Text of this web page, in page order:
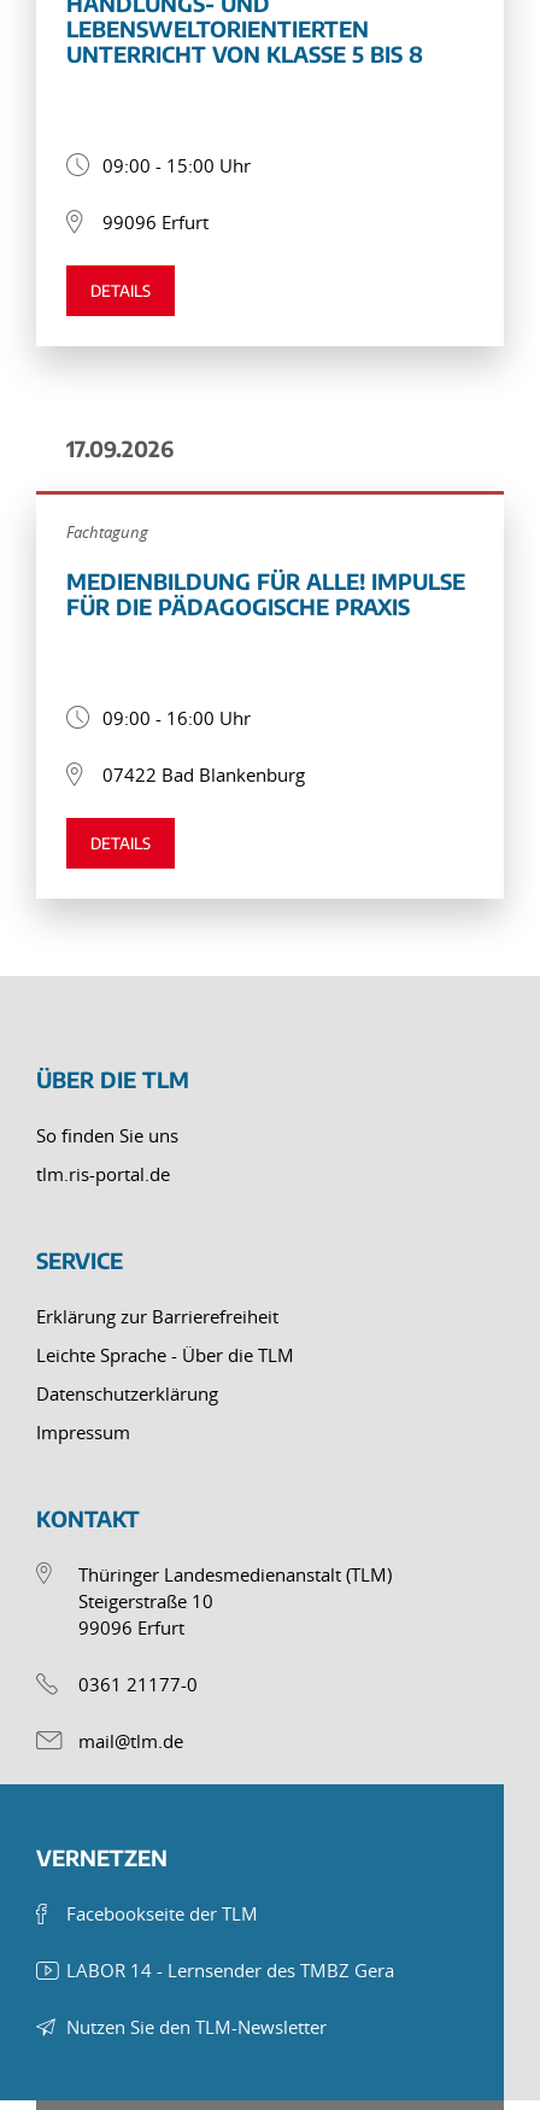
LEBENSWELTORIENTIERTEN
UNTERRICHT VON KLASSE 5 BIS 8
09:00 - 15:00 Uhr
99096 Erfurt
DETAILS
17.09.2026
Fachtagung
MEDIENBILDUNG FÜR ALLE! IMPULSE
FÜR DIE PÄDAGOGISCHE PRAXIS
09:00 - 16:00 Uhr
07422 Bad Blankenburg
DETAILS
ÜBER DIE TLM
So finden Sie uns
tlm.ris-portal.de
SERVICE
Erklärung zur Barrierefreiheit
Leichte Sprache - Über die TLM
Datenschutzerklärung
Impressum
KONTAKT
Thüringer Landesmedienanstalt (TLM)
Steigerstraße 10
99096 Erfurt
0361 21177-0
mail@tlm.de
VERNETZEN
Facebookseite der TLM
LABOR 14 - Lernsender des TMBZ Gera
Nutzen Sie den TLM-Newsletter